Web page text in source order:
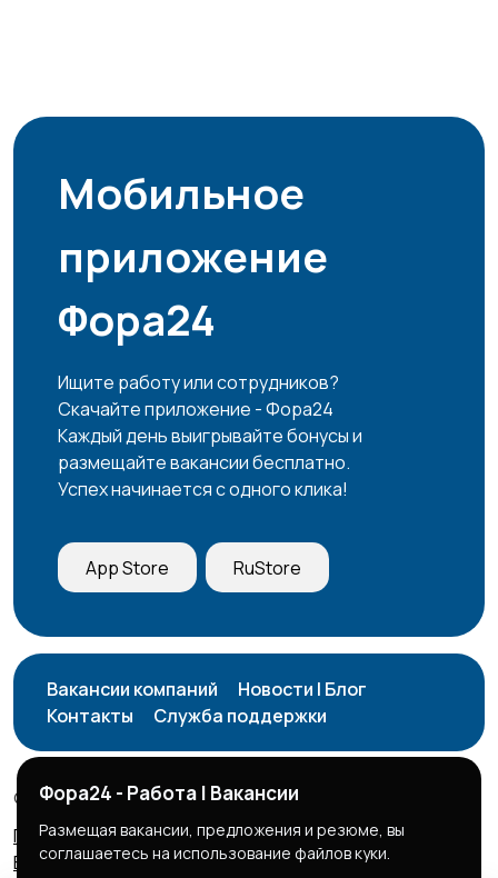
Мобильное
приложение
Фора24
Ищите работу или сотрудников?
Скачайте приложение - Фора24
Каждый день выигрывайте бонусы и
размещайте вакансии бесплатно.
Успех начинается с одного клика!
App Store RuStore
Вакансии компаний
Новости | Блог
Контакты
Служба поддержки
© 2026 Фора24 | Вакансии
Правила сервиса
Политика конфиденциальности
Бизнес тарифы
Безопасные сделки
Фора24 - Работа | Вакансии
Размещая вакансии, предложения и резюме, вы
соглашаетесь на использование файлов куки.